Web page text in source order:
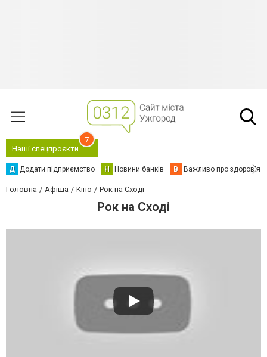
Наші спецпроєкти
7
Д Додати підприємство Н Новини банків В Важливо про здоров'я
Головна Афіша Кіно Рок на Сході
Рок на Сході